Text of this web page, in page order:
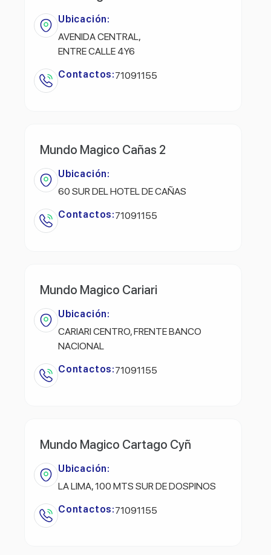
Ubicación:
AVENIDA CENTRAL,
ENTRE CALLE 4Y6
Contactos:71091155
Mundo Magico Cañas 2
Ubicación:
60 SUR DEL HOTEL DE CAÑAS
Contactos:71091155
Mundo Magico Cariari
Ubicación:
CARIARI CENTRO, FRENTE BANCO
NACIONAL
Contactos:71091155
Mundo Magico Cartago Cyñ
Ubicación:
LA LIMA, 100 MTS SUR DE DOSPINOS
Contactos:71091155